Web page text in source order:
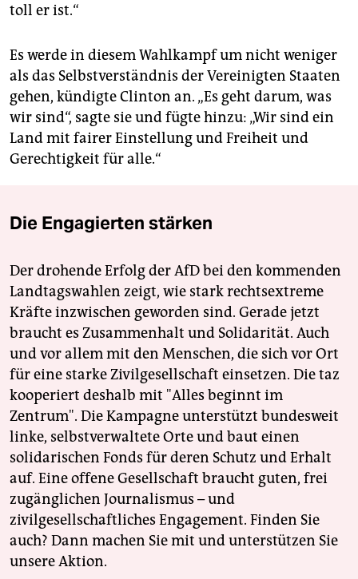
toll er ist.“
Es werde in diesem Wahlkampf um nicht weniger
als das Selbstverständnis der Vereinigten Staaten
gehen, kündigte Clinton an. „Es geht darum, was
wir sind“, sagte sie und fügte hinzu: „Wir sind ein
Land mit fairer Einstellung und Freiheit und
Gerechtigkeit für alle.“
Die Engagierten stärken
Der drohende Erfolg der AfD bei den kommenden
Landtagswahlen zeigt, wie stark rechtsextreme
Kräfte inzwischen geworden sind. Gerade jetzt
braucht es Zusammenhalt und Solidarität. Auch
und vor allem mit den Menschen, die sich vor Ort
für eine starke Zivilgesellschaft einsetzen. Die taz
kooperiert deshalb mit "Alles beginnt im
Zentrum". Die Kampagne unterstützt bundesweit
linke, selbstverwaltete Orte und baut einen
solidarischen Fonds für deren Schutz und Erhalt
auf. Eine offene Gesellschaft braucht guten, frei
zugänglichen Journalismus – und
zivilgesellschaftliches Engagement. Finden Sie
auch? Dann machen Sie mit und unterstützen Sie
unsere Aktion.